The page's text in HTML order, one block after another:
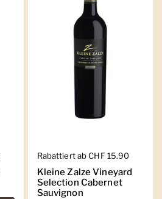
Regulärer Preis
Rabattiert ab CHF 15.90
Kleine Zalze Vineyard
Selection Cabernet
Sauvignon